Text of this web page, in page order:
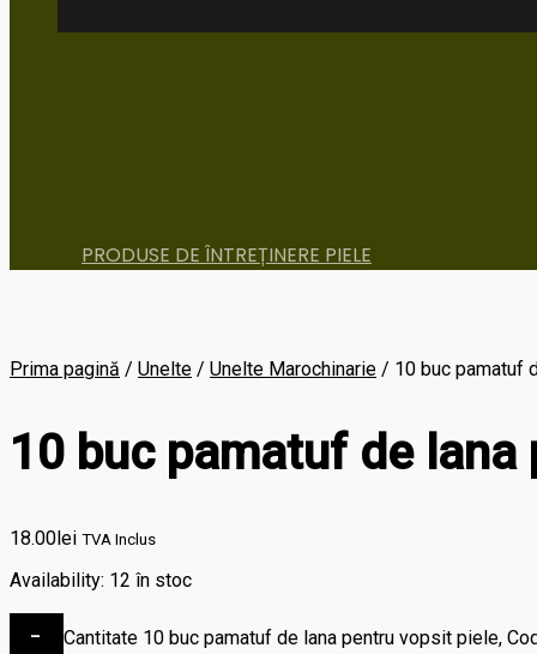
PRODUSE DE ÎNTREȚINERE PIELE
Prima pagină / Unelte / Unelte Marochinarie / 10 buc pamatuf
10 buc pamatuf de
18.00 lei TVA Inclus
Availability: 12 în stoc
- Cantitate 10 buc pamatuf de lana pentru vopsit piele,